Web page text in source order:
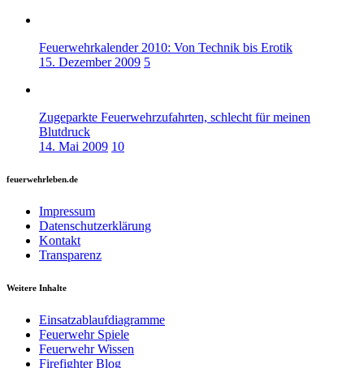
Feuerwehrkalender 2010: Von Technik bis Erotik
15. Dezember 2009 5
Zugeparkte Feuerwehrzufahrten, schlecht für meinen
Blutdruck
14. Mai 2009 10
feuerwehrleben.de
Impressum
Datenschutzerklärung
Kontakt
Transparenz
Weitere Inhalte
Einsatzablaufdiagramme
Feuerwehr Spiele
Feuerwehr Wissen
Firefighter Blog